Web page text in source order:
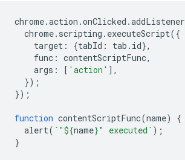
chrome.action .onClicked .addListener
chrome. scripting . executeScript({
target : {tabId : tab . id},
func : contentScriptFunc,
args : [ 'action' ],
});
});
function contentScriptFunc(name)
{
alert( `"${name}" executed` );
}